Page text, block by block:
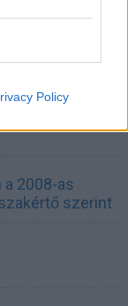
Policy
lakóház
2008-as
szerint